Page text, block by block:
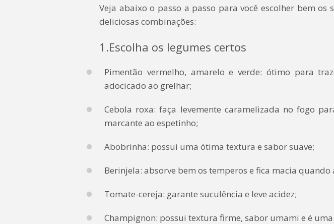
Veja abaixo o passo a passo para você escolher bem os
deliciosas combinações:
1.Escolha os legumes certos
Pimentão vermelho, amarelo e verde: ótimo para
adocicado ao grelhar;
Cebola roxa: faça levemente caramelizada no fogo
marcante ao espetinho;
Abobrinha: possui uma ótima textura e sabor suave;
Berinjela: absorve bem os temperos e fica macia
Tomate-cereja: garante suculência e leve acidez;
Champignon: possui textura firme, sabor umami e é